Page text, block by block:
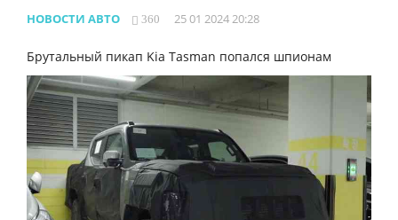
НОВОСТИ АВТО 360 25 01 2024 20:28
Брутальный пикап Kia Tasman попался шпионам